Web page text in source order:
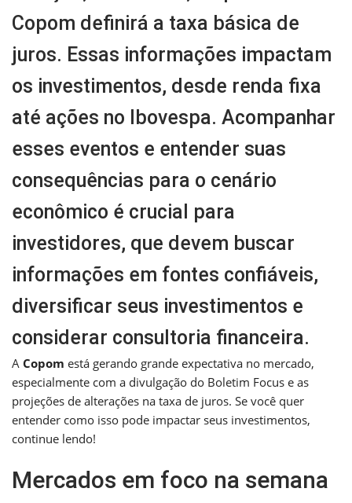
Copom definirá a taxa básica de
juros. Essas informações impactam
os investimentos, desde renda fixa
até ações no Ibovespa. Acompanhar
esses eventos e entender suas
consequências para o cenário
econômico é crucial para
investidores, que devem buscar
informações em fontes confiáveis,
diversificar seus investimentos e
considerar consultoria financeira.
A Copom está gerando grande expectativa no mercado,
especialmente com a divulgação do Boletim Focus e as
projeções de alterações na taxa de juros. Se você quer
entender como isso pode impactar seus investimentos,
continue lendo!
Mercados em foco na semana